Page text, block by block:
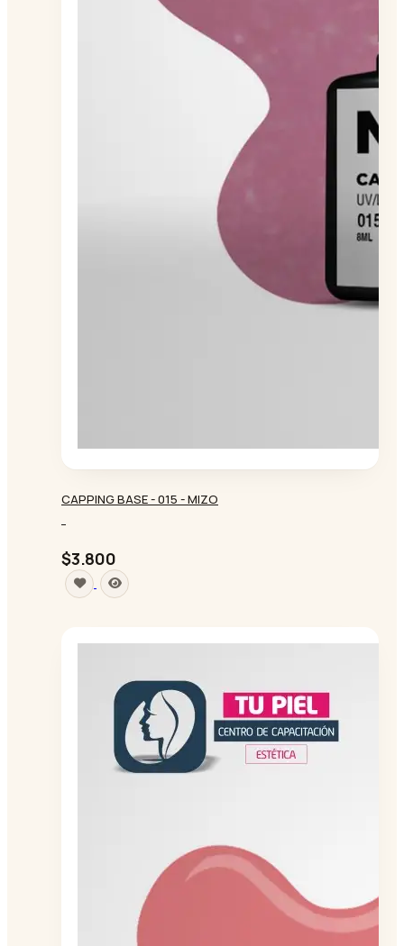
CAPPING BASE - 015 - MIZO
$3.800